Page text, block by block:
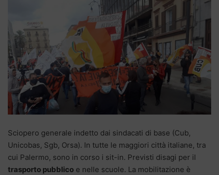
Sciopero generale indetto dai sindacati di base (Cub,
Unicobas, Sgb, Orsa). In tutte le maggiori città italiane, tra
cui Palermo, sono in corso i sit-in. Previsti disagi per il
trasporto pubblico e nelle scuole. La mobilitazione è